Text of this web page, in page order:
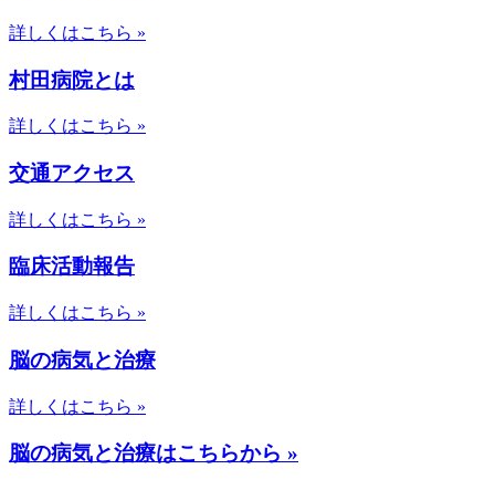
詳しくはこちら »
村田病院とは
詳しくはこちら »
交通アクセス
詳しくはこちら »
臨床活動報告
詳しくはこちら »
脳の病気と治療
詳しくはこちら »
脳の病気と治療はこちらから »